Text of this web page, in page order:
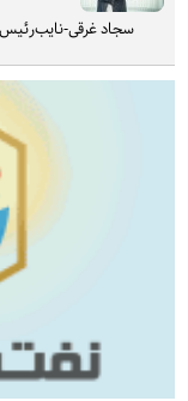
سجاد غرقی-نایب‌رئیس